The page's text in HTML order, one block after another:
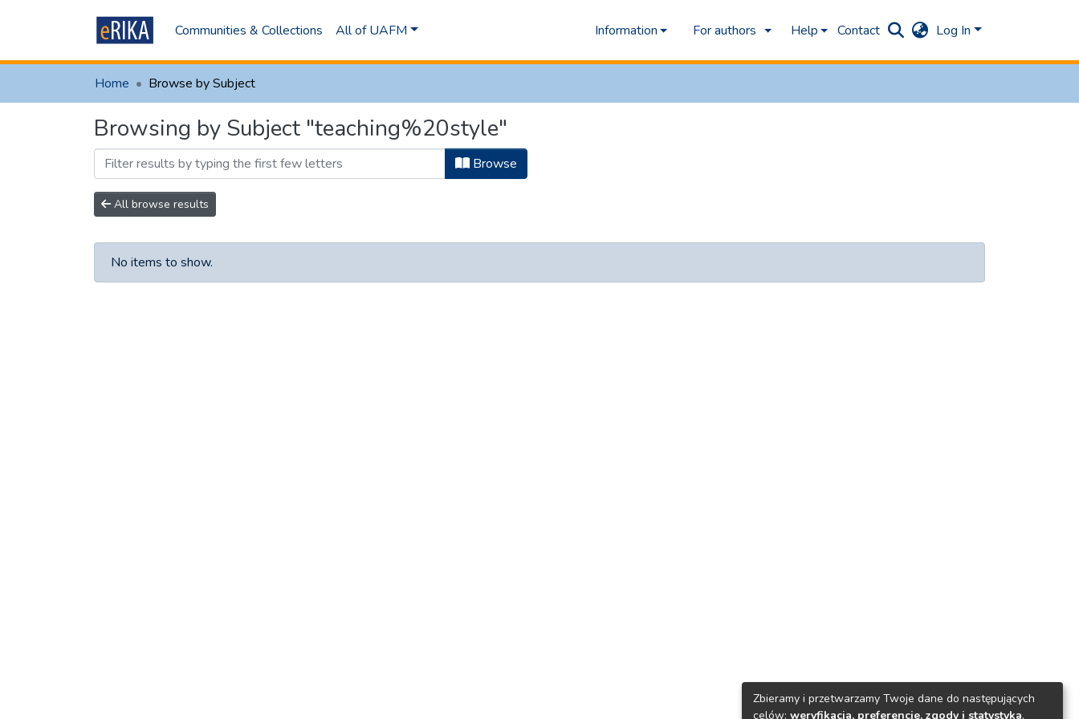
Communities & Collections All of UAFM Information For authors Help Contact Log In
Home Browse by Subject
Browsing by Subject "teaching%20style"
Browse
All browse results
No items to show.
Zbieramy i przetwarzamy Twoje dane do następujących
celów: weryfikacja, preferencje, zgody i statystyka.